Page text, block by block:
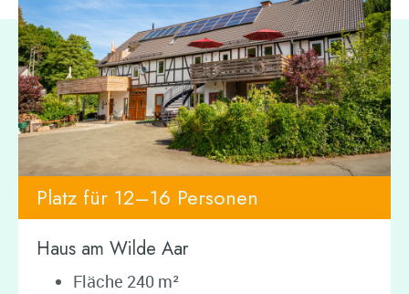
Platz für 12–16 Personen
Haus am Wilde Aar
Fläche 240 m²